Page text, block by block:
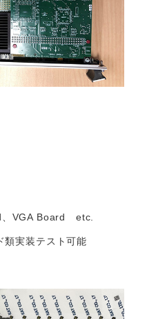
VGA Board etc.
類実装テスト可能